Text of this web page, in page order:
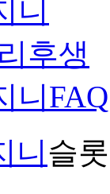
니
후생
니FAQ
니슬